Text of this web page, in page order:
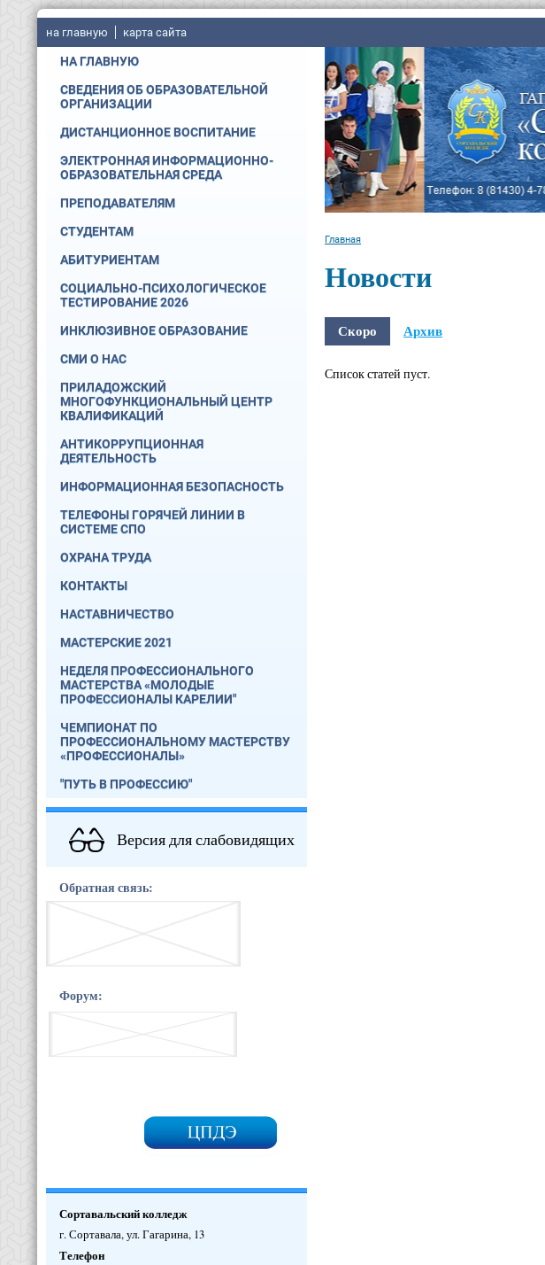
на главную карта сайта
НА ГЛАВНУЮ
СВЕДЕНИЯ ОБ ОБРАЗОВАТЕЛЬНОЙ
ОРГАНИЗАЦИИ
ДИСТАНЦИОННОЕ ВОСПИТАНИЕ
ЭЛЕКТРОННАЯ ИНФОРМАЦИОННО-
ОБРАЗОВАТЕЛЬНАЯ СРЕДА
ПРЕПОДАВАТЕЛЯМ
СТУДЕНТАМ
АБИТУРИЕНТАМ
СОЦИАЛЬНО-ПСИХОЛОГИЧЕСКОЕ
ТЕСТИРОВАНИЕ 2026
ИНКЛЮЗИВНОЕ ОБРАЗОВАНИЕ
СМИ О НАС
ПРИЛАДОЖСКИЙ
МНОГОФУНКЦИОНАЛЬНЫЙ ЦЕНТР
КВАЛИФИКАЦИЙ
АНТИКОРРУПЦИОННАЯ
ДЕЯТЕЛЬНОСТЬ
ИНФОРМАЦИОННАЯ БЕЗОПАСНОСТЬ
ТЕЛЕФОНЫ ГОРЯЧЕЙ ЛИНИИ В
СИСТЕМЕ СПО
ОХРАНА ТРУДА
КОНТАКТЫ
НАСТАВНИЧЕСТВО
МАСТЕРСКИЕ 2021
НЕДЕЛЯ ПРОФЕССИОНАЛЬНОГО
МАСТЕРСТВА «МОЛОДЫЕ
ПРОФЕССИОНАЛЫ КАРЕЛИИ"
ЧЕМПИОНАТ ПО
ПРОФЕССИОНАЛЬНОМУ МАСТЕРСТВУ
«ПРОФЕССИОНАЛЫ»
"ПУТЬ В ПРОФЕССИЮ"
Версия для слабовидящих
Обратная связь:
Форум:
Сортавальский колледж
г. Сортавала, ул. Гагарина, 13
Телефон
Главная
Новости
Скоро Архив
Список статей пуст.